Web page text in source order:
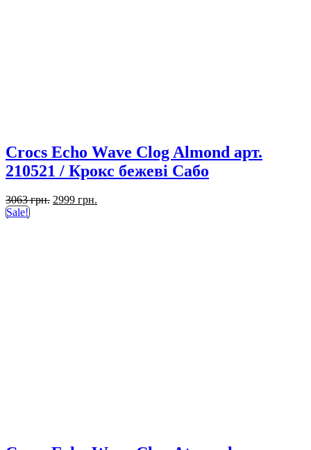
Crocs Echo Wave Clog Almond арт.
210521 / Крокс бежеві Сабо
3063грн. Оригінальна
2999 грн.
Sale!